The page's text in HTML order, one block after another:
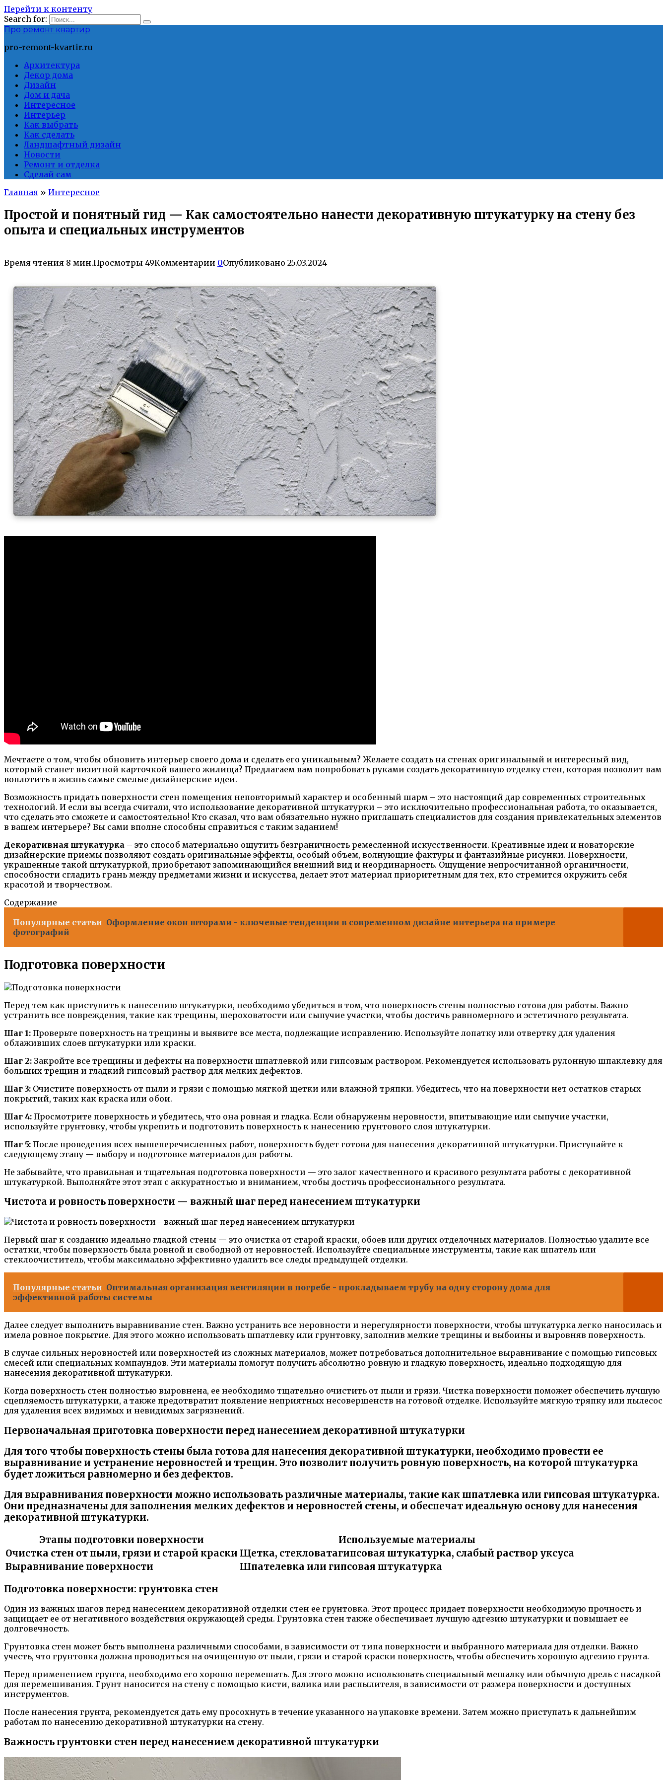
Перейти к контенту
Search for:
Про ремонт квартир
pro-remont-kvartir.ru
Архитектура
Декор дома
Дизайн
Дом и дача
Интересное
Интерьер
Как выбрать
Как сделать
Ландшафтный дизайн
Новости
Ремонт и отделка
Сделай сам
Главная » Интересное
Простой и понятный гид — Как самостоятельно нанести декоративную штукатурку на стену без
опыта и специальных инструментов
Время чтения 8 мин.Просмотры 49Комментарии 0Опубликовано 25.03.2024
Мечтаете о том, чтобы обновить интерьер своего дома и сделать его уникальным? Желаете создать на стенах оригинальный и интересный вид,
который станет визитной карточкой вашего жилища? Предлагаем вам попробовать руками создать декоративную отделку стен, которая позволит вам
воплотить в жизнь самые смелые дизайнерские идеи.
Возможность придать поверхности стен помещения неповторимый характер и особенный шарм – это настоящий дар современных строительных
технологий. И если вы всегда считали, что использование декоративной штукатурки – это исключительно профессиональная работа, то оказывается,
что сделать это сможете и самостоятельно! Кто сказал, что вам обязательно нужно приглашать специалистов для создания привлекательных элементов
в вашем интерьере? Вы сами вполне способны справиться с таким заданием!
Декоративная штукатурка – это способ материально ощутить безграничность ремесленной искусственности. Креативные идеи и новаторские
дизайнерские приемы позволяют создать оригинальные эффекты, особый объем, волнующие фактуры и фантазийные рисунки. Поверхности,
украшенные такой штукатуркой, приобретают запоминающийся внешний вид и неординарность. Ощущение непросчитанной органичности,
способности сгладить грань между предметами жизни и искусства, делает этот материал приоритетным для тех, кто стремится окружить себя
красотой и творчеством.
Содержание
Популярные статьи Оформление окон шторами - ключевые тенденции в современном дизайне интерьера на примере
фотографий
Подготовка поверхности
Перед тем как приступить к нанесению штукатурки, необходимо убедиться в том, что поверхность стены полностью готова для работы. Важно
устранить все повреждения, такие как трещины, шероховатости или сыпучие участки, чтобы достичь равномерного и эстетичного результата.
Шаг 1: Проверьте поверхность на трещины и выявите все места, подлежащие исправлению. Используйте лопатку или отвертку для удаления
облаживших слоев штукатурки или краски.
Шаг 2: Закройте все трещины и дефекты на поверхности шпатлевкой или гипсовым раствором. Рекомендуется использовать рулонную шпаклевку для
больших трещин и гладкий гипсовый раствор для мелких дефектов.
Шаг 3: Очистите поверхность от пыли и грязи с помощью мягкой щетки или влажной тряпки. Убедитесь, что на поверхности нет остатков старых
покрытий, таких как краска или обои.
Шаг 4: Просмотрите поверхность и убедитесь, что она ровная и гладка. Если обнаружены неровности, впитывающие или сыпучие участки,
используйте грунтовку, чтобы укрепить и подготовить поверхность к нанесению грунтового слоя штукатурки.
Шаг 5: После проведения всех вышеперечисленных работ, поверхность будет готова для нанесения декоративной штукатурки. Приступайте к
следующему этапу — выбору и подготовке материалов для работы.
Не забывайте, что правильная и тщательная подготовка поверхности — это залог качественного и красивого результата работы с декоративной
штукатуркой. Выполняйте этот этап с аккуратностью и вниманием, чтобы достичь профессионального результата.
Чистота и ровность поверхности — важный шаг перед нанесением штукатурки
Первый шаг к созданию идеально гладкой стены — это очистка от старой краски, обоев или других отделочных материалов. Полностью удалите все
остатки, чтобы поверхность была ровной и свободной от неровностей. Используйте специальные инструменты, такие как шпатель или
стеклоочиститель, чтобы максимально эффективно удалить все следы предыдущей отделки.
Популярные статьи Оптимальная организация вентиляции в погребе - прокладываем трубу на одну сторону дома для
эффективной работы системы
Далее следует выполнить выравнивание стен. Важно устранить все неровности и нерегулярности поверхности, чтобы штукатурка легко наносилась и
имела ровное покрытие. Для этого можно использовать шпатлевку или грунтовку, заполнив мелкие трещины и выбоины и выровняв поверхность.
В случае сильных неровностей или поверхностей из сложных материалов, может потребоваться дополнительное выравнивание с помощью гипсовых
смесей или специальных компаундов. Эти материалы помогут получить абсолютно ровную и гладкую поверхность, идеально подходящую для
нанесения декоративной штукатурки.
Когда поверхность стен полностью выровнена, ее необходимо тщательно очистить от пыли и грязи. Чистка поверхности поможет обеспечить лучшую
сцепляемость штукатурки, а также предотвратит появление неприятных несовершенств на готовой отделке. Используйте мягкую тряпку или пылесос
для удаления всех видимых и невидимых загрязнений.
Первоначальная приготовка поверхности перед нанесением декоративной штукатурки
Для того чтобы поверхность стены была готова для нанесения декоративной штукатурки, необходимо провести ее
выравнивание и устранение неровностей и трещин. Это позволит получить ровную поверхность, на которой штукатурка
будет ложиться равномерно и без дефектов.
Для выравнивания поверхности можно использовать различные материалы, такие как шпатлевка или гипсовая штукатурка.
Они предназначены для заполнения мелких дефектов и неровностей стены, и обеспечат идеальную основу для нанесения
декоративной штукатурки.
Этапы подготовки поверхности
Используемые материалы
Очистка стен от пыли, грязи и старой краски Щетка, стекловатагипсовая штукатурка, слабый раствор уксуса
Выравнивание поверхности
Шпателевка или гипсовая штукатурка
Подготовка поверхности: грунтовка стен
Один из важных шагов перед нанесением декоративной отделки стен ее грунтовка. Этот процесс придает поверхности необходимую прочность и
защищает ее от негативного воздействия окружающей среды. Грунтовка стен также обеспечивает лучшую адгезию штукатурки и повышает ее
долговечность.
Грунтовка стен может быть выполнена различными способами, в зависимости от типа поверхности и выбранного материала для отделки. Важно
учесть, что грунтовка должна проводиться на очищенную от пыли, грязи и старой краски поверхность, чтобы обеспечить хорошую адгезию грунта.
Перед применением грунта, необходимо его хорошо перемешать. Для этого можно использовать специальный мешалку или обычную дрель с насадкой
для перемешивания. Грунт наносится на стену с помощью кисти, валика или распылителя, в зависимости от размера поверхности и доступных
инструментов.
После нанесения грунта, рекомендуется дать ему просохнуть в течение указанного на упаковке времени. Затем можно приступать к дальнейшим
работам по нанесению декоративной штукатурки на стену.
Важность грунтовки стен перед нанесением декоративной штукатурки